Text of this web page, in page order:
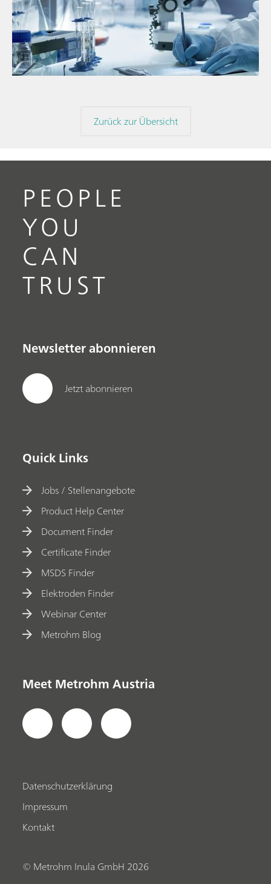
// Blogartikel
// Nahinfrarot-Spektroskopie (NIRS)
// Direktmessung
Zurück zur Übersicht
PEOPLE
YOU
CAN
TRUST
Newsletter abonnieren
Jetzt abonnieren
Quick Links
Jobs / Stellenangebote
Product Help Center
Document Finder
Certificate Finder
MSDS Finder
Elektroden Finder
Webinar Center
Metrohm Blog
Meet Metrohm Austria
Datenschutzerklärung
Impressum
Kontakt
© Metrohm Inula GmbH 2026